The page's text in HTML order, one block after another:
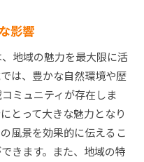
影響
地域の魅力を最大限に活
は、豊かな自然環境や歴
ミュニティが存在しま
とって大きな魅力となり
風景を効果的に伝えるこ
きます。また、地域の特